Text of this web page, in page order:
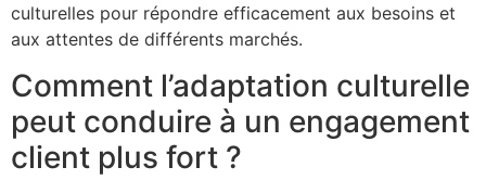
culturelles pour répondre efficacement aux besoins et
aux attentes de différents marchés.
Comment l’adaptation culturelle
peut conduire à un engagement
client plus fort ?